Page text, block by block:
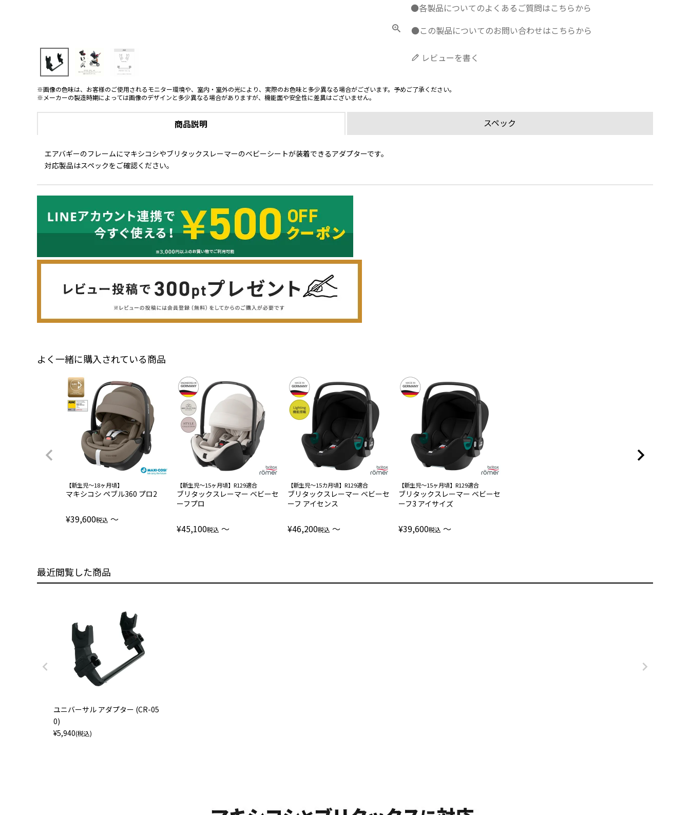
●各製品についてのよくあるご質問はこちらから
●この製品についてのお問い合わせはこちらから
レビューを書く
※画像の色味は、お客様のご使用されるモニター環境や、室内・室外の光により、実際のお色味と多少異なる場合がございます。予めご了承ください。
※メーカーの製造時期によっては画像のデザインと多少異なる場合がありますが、機能面や安全性に差異はございません。
商品説明
エアバギーのフレームにマキシコシやブリタックスレーマーのベビーシートが装着できるアダプターです。
対応製品はスペックをご確認ください。
スペック
よく一緒に購入されている商品
【新生児～18ヶ月頃】
マキシコシ ペブル360 プロ2
¥39,600税込 〜
【新生児～15ヶ月頃】R129適合
ブリタックスレーマー ベビーセ
ーフプロ
¥45,100税込 〜
【新生児～15カ月頃】R129適合
ブリタックスレーマー ベビーセ
ーフ アイセンス
¥46,200税込 〜
【新生児～15ヶ月頃】R129適合
ブリタックスレーマー ベビーセ
ーフ3 アイサイズ
¥39,600税込 〜
最近閲覧した商品
ユニバーサル アダプター (CR-05
0)
¥5,940(税込)